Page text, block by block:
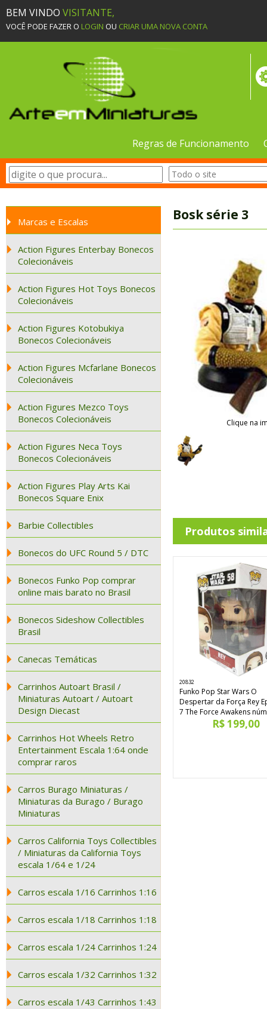
BEM VINDO VISITANTE,
VOCÊ PODE FAZER O LOGIN OU CRIAR UMA NOVA CONTA
Regras de Funcionamento
Marcas e Escalas
Action Figures Enterbay Bonecos
Colecionáveis
Action Figures Hot Toys Bonecos
Colecionáveis
Action Figures Kotobukiya
Bonecos Colecionáveis
Action Figures Mcfarlane Bonecos
Colecionáveis
Action Figures Mezco Toys
Bonecos Colecionáveis
Action Figures Neca Toys
Bonecos Colecionáveis
Action Figures Play Arts Kai
Bonecos Square Enix
Barbie Collectibles
Bonecos do UFC Round 5 / DTC
Bonecos Funko Pop comprar
online mais barato no Brasil
Bonecos Sideshow Collectibles
Brasil
Canecas Temáticas
Carrinhos Autoart Brasil /
Miniaturas Autoart / Autoart
Design Diecast
Carrinhos Hot Wheels Retro
Entertainment Escala 1:64 onde
comprar raros
Carros Burago Miniaturas /
Miniaturas da Burago / Burago
Miniaturas
Carros California Toys Collectibles
/ Miniaturas da California Toys
escala 1/64 e 1/24
Carros escala 1/16 Carrinhos 1:16
Carros escala 1/18 Carrinhos 1:18
Carros escala 1/24 Carrinhos 1:24
Carros escala 1/32 Carrinhos 1:32
Carros escala 1/43 Carrinhos 1:43
Bosk série 3
Clique na
Produtos
20832
Funko Pop Star Wars O
Despertar da Força Rey
7 The Force Awakens
R$ 199,00